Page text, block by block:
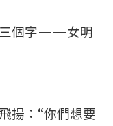
三個字——女明
揚：“你們想要